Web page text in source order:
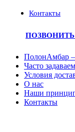
Контакты
ПолонАмбар —
Часто
Условия
О нас
Наши
Контакты